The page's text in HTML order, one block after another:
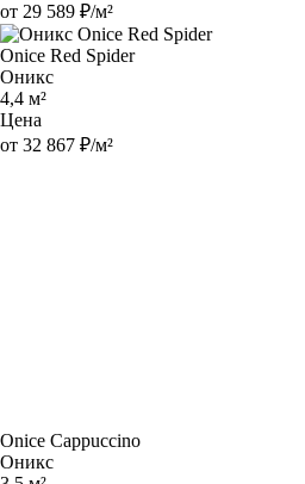
от 29 589 ₽/м²
Onice Red Spider
Оникс
4,4 м²
Цена
от 32 867 ₽/м²
Onice Cappuccino
Оникс